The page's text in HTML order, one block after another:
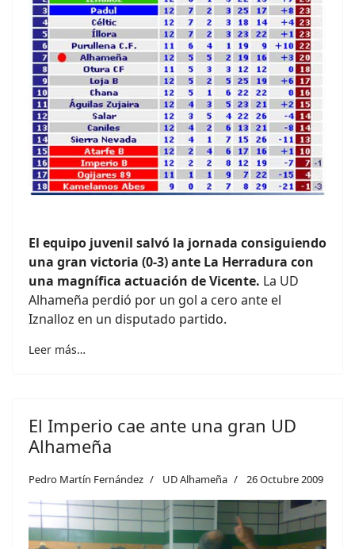
El equipo juvenil salvó la jornada consiguiendo
una gran victoria (0-3) ante La Herradura con
una magnífica actuación de Vicente. La UD
Alhameña perdió por un gol a cero ante el
Iznalloz en un disputado partido.
Leer más…
El Imperio cae ante una gran UD
Alhameña
Pedro Martín Fernández UD Alhameña 26 Octubre 2009